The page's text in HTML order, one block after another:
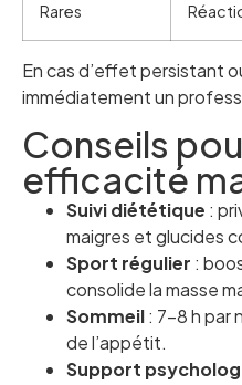
Rares
En cas d’effet persistant
immédiatement un
Conseils
efficacité
Suivi diététique :
maigres et glucides
Sport régulier :
consolide la masse
Sommeil: 7–8 h par
de l’appétit.
Support